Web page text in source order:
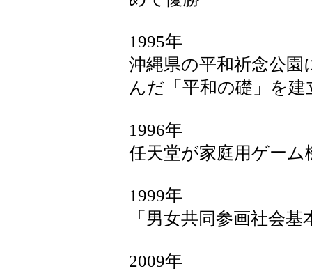
1995年
沖縄県の平和祈念公園
んだ「平和の礎」を建
1996年
任天堂が家庭用ゲーム
1999年
「男女共同参画社会
2009年